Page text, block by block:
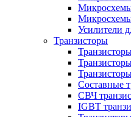
Усилители
Транзисторы
Составные
СВЧ
IGBT